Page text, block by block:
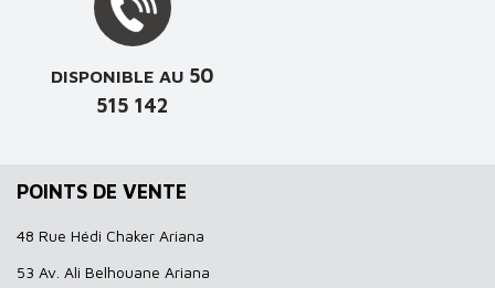
DISPONIBLE AU 50
515 142
POINTS DE VENTE
48 Rue Hédi Chaker Ariana
53 Av. Ali Belhouane Ariana